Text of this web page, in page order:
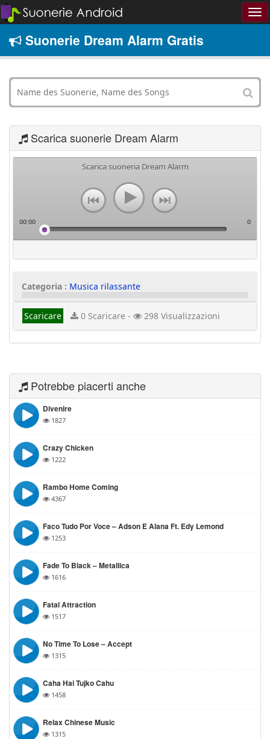
Suonerie Dream Alarm Gratis
Scarica suonerie Dream Alarm
Scarica suoneria Dream Alarm
00:00 0
Categoria : Musica rilassante
Scaricare 0 Scaricare - 298 Visualizzazioni
Potrebbe piacerti anche
Divenire
1827
Crazy Chicken
1222
Rambo Home Coming
4367
Faco Tudo Por Voce – Adson E Alana Ft. Edy Lemond
1253
Fade To Black – Metallica
1616
Fatal Attraction
1517
No Time To Lose – Accept
1315
Caha Hai Tujko Cahu
1458
Relax Chinese Music
1315